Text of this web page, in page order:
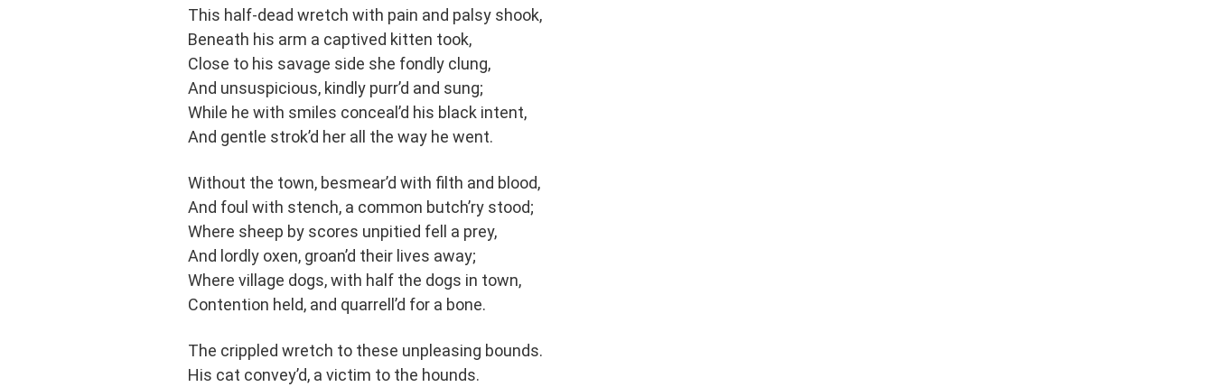
This half-dead wretch with pain and palsy shook,
Beneath his arm a captived kitten took,
Close to his savage side she fondly clung,
And unsuspicious, kindly purr’d and sung;
While he with smiles conceal’d his black intent,
And gentle strok’d her all the way he went.
Without the town, besmear’d with filth and blood,
And foul with stench, a common butch’ry stood;
Where sheep by scores unpitied fell a prey,
And lordly oxen, groan’d their lives away;
Where village dogs, with half the dogs in town,
Contention held, and quarrell’d for a bone.
The crippled wretch to these unpleasing bounds.
His cat convey’d, a victim to the hounds.